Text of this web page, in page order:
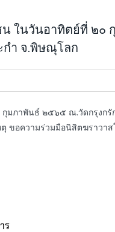
ในวันอาทิตย์ที่ ๒๐
กำ จ.พิษณุโลก
มภาพันธ์ ๒๕๖๕ ณ.วัดกรุงกรั
ขอความร่วมมือนิสิตฆราวาส